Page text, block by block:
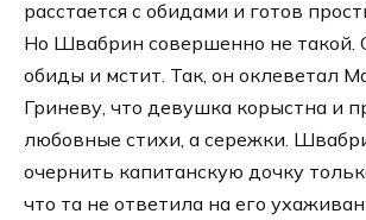
расстается с обидами и готов
Но Швабрин совершенно не такой.
обиды и мстит. Так, он оклеветал
Гриневу, что девушка корыстна и
любовные стихи, а сережки.
очернить капитанскую дочку
что та не ответила на его